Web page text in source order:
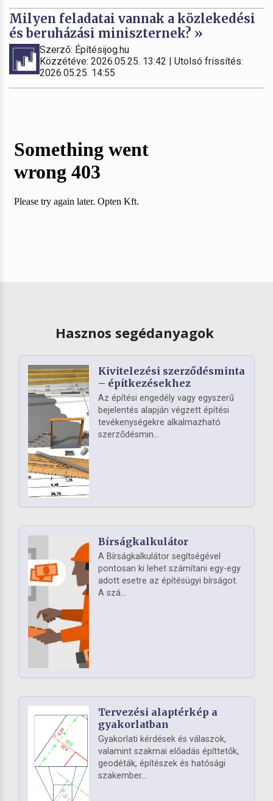
Milyen feladatai vannak a közlekedési
és beruházási miniszternek? »
Szerző: Építésijog.hu
Közzétéve: 2026.05.25. 13:42 | Utolsó frissítés:
2026.05.25. 14:55
Hasznos segédanyagok
Kivitelezési szerződésminta
– építkezésekhez
Az építési engedély vagy egyszerű
bejelentés alapján végzett építési
tevékenységekre alkalmazható
szerződésmin...
Bírságkalkulátor
A Bírságkalkulátor segítségével
pontosan ki lehet számítani egy-egy
adott esetre az építésügyi bírságot.
A szá...
Tervezési alaptérkép a
gyakorlatban
Gyakorlati kérdések és válaszok,
valamint szakmai előadás építtetők,
geodéták, építészek és hatósági
szakember...